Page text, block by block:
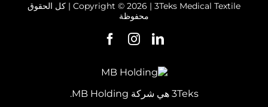
Copyright © 2026 | 3Teks Medical Textile | كل الحقوق
محفوظة
3Teks هي شركة MB Holding.